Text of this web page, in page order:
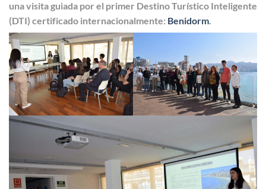
una visita guiada por el primer Destino Turístico Inteligente
(DTI) certificado internacionalmente: Benidorm.